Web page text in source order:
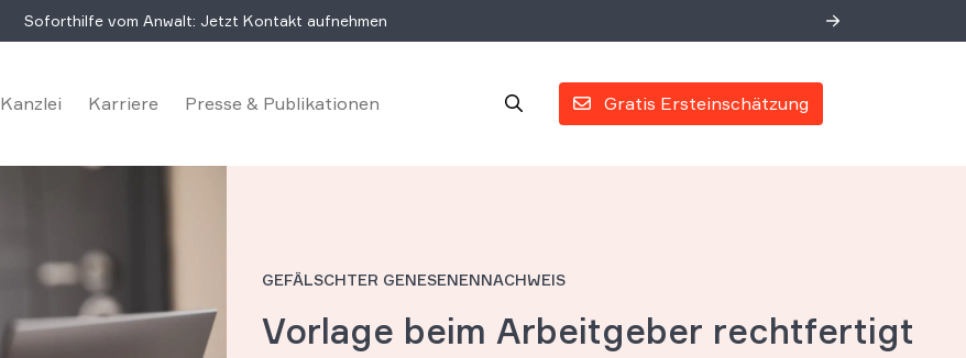
Soforthilfe vom Anwalt: Jetzt Kontakt aufnehmen
Gratis Ersteinschätzung
Kanzlei Karriere Presse & Publikationen
GEFÄLSCHTER GENESENENNACHWEIS
Vorlage beim Arbeitgeber rechtfertigt